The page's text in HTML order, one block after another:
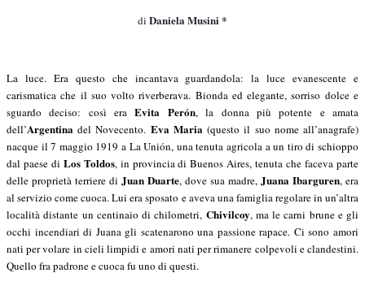
di Daniela Musini *
La luce. Era questo che incantava guardandola: la luce evanescente e
carismatica che il suo volto riverberava. Bionda ed elegante, sorriso dolce e
sguardo deciso: così eraEvita Perón, la donna più potente e amata
dell’Argentina del Novecento. Eva Maria(questo il suo nome all’anagrafe)
nacque il 7 maggio 1919 a La Unión, una tenuta agricola a un tiro di schioppo
dal paese di Los Toldos, in provincia di Buenos Aires, tenuta che faceva parte
delle proprietà terriere di Juan Duarte, dove sua madre, Juana Ibarguren, era
al servizio come cuoca. Lui era sposato e aveva una famiglia regolare in un’altra
località distante un centinaio di chilometri, Chivilcoy, ma le carni brune e gli
occhi incendiari di Juana gli scatenarono una passione rapace. Ci sono amori
nati per volare in cieli limpidi e amori nati per rimanere colpevoli e clandestini.
Quello fra padrone e cuoca fu uno di questi.